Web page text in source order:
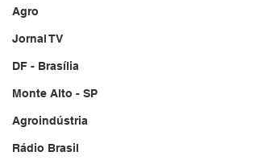
Agro
Jornal TV
DF - Brasília
Monte Alto - SP
Agroindústria
Rádio Brasil